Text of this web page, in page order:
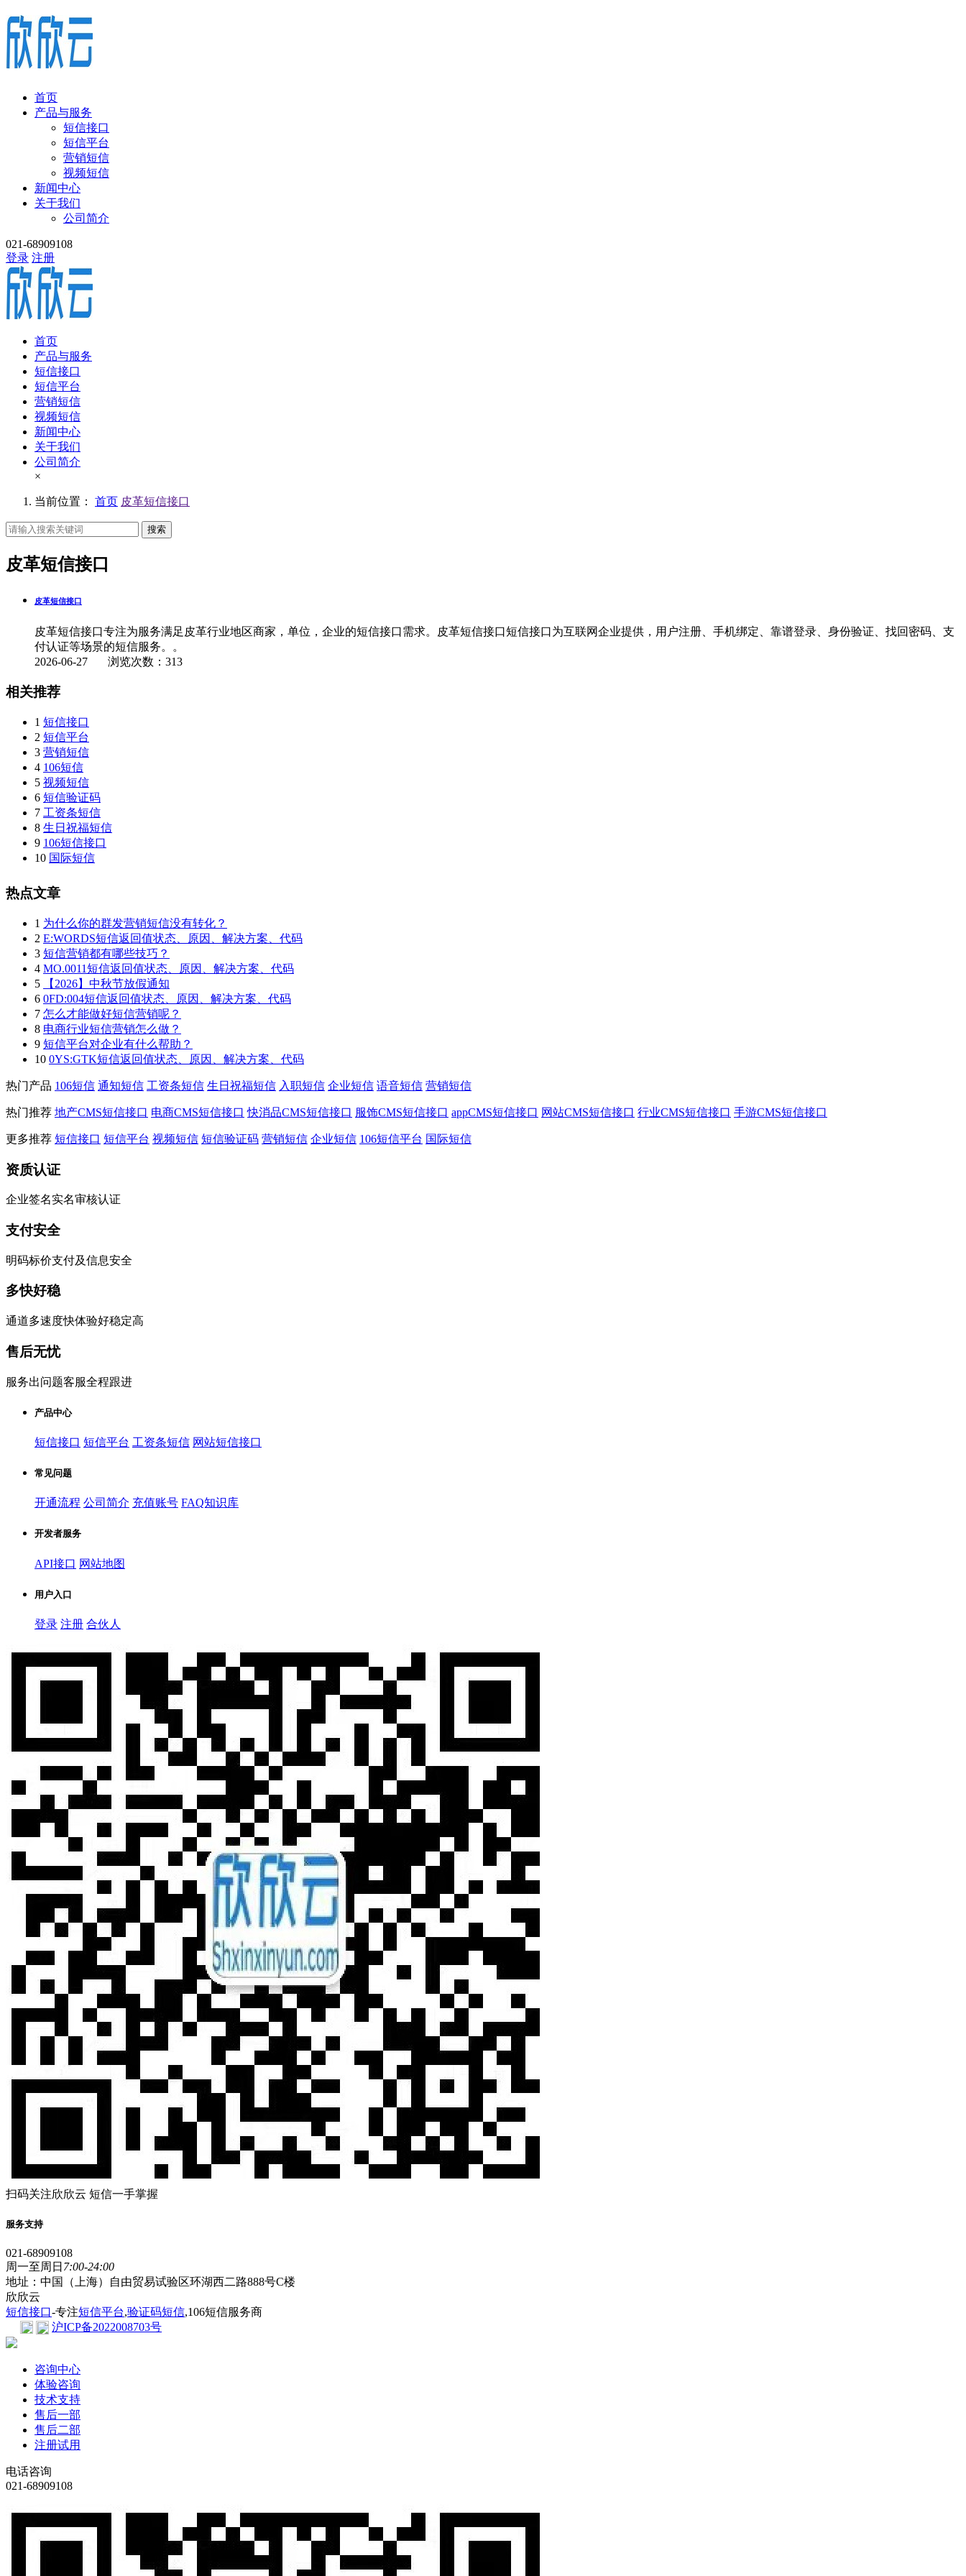
首页
产品与服务
短信接口
短信平台
营销短信
视频短信
新闻中心
关于我们
公司简介
021-68909108
登录 注册
首页
产品与服务
短信接口
短信平台
营销短信
视频短信
新闻中心
关于我们
公司简介
×
当前位置： 首页 皮革短信接口
搜索
皮革短信接口
皮革短信接口
皮革短信接口专注为服务满足皮革行业地区商家，单位，企业的短信接口需求。皮革短信接口短信接口为互联网企业提供，用户注册、手机绑定、靠谱登录、身份验证、找回密码、支
付认证等场景的短信服务。。
2026-06-27 浏览次数：313
相关推荐
1 短信接口
2 短信平台
3 营销短信
4 106短信
5 视频短信
6 短信验证码
7 工资条短信
8 生日祝福短信
9 106短信接口
10 国际短信
热点文章
1 为什么你的群发营销短信没有转化？
2 E:WORDS短信返回值状态、原因、解决方案、代码
3 短信营销都有哪些技巧？
4 MO.0011短信返回值状态、原因、解决方案、代码
5
【2026】中秋节放假通知
6 0FD:004短信返回值状态、原因、解决方案、代码
7 怎么才能做好短信营销呢？
8 电商行业短信营销怎么做？
9 短信平台对企业有什么帮助？
10 0YS:GTK短信返回值状态、原因、解决方案、代码
热门产品 106短信 通知短信 工资条短信 生日祝福短信 入职短信 企业短信 语音短信 营销短信
热门推荐 地产CMS短信接口 电商CMS短信接口 快消品CMS短信接口 服饰CMS短信接口 appCMS短信接口 网站CMS短信接口 行业CMS短信接口 手游CMS短信接口
更多推荐 短信接口 短信平台 视频短信 短信验证码 营销短信 企业短信 106短信平台 国际短信
资质认证
企业签名实名审核认证
支付安全
明码标价支付及信息安全
多快好稳
通道多速度快体验好稳定高
售后无忧
服务出问题客服全程跟进
产品中心
短信接口 短信平台 工资条短信 网站短信接口
常见问题
开通流程 公司简介 充值账号 FAQ知识库
开发者服务
API接口 网站地图
用户入口
登录 注册 合伙人
扫码关注欣欣云 短信一手掌握
服务支持
021-68909108
周一至周日 7:00-24:00
地址：中国（上海）自由贸易试验区环湖西二路888号C楼
欣欣云
短信接口-专注短信平台,验证码短信,106短信服务商
沪ICP备2022008703号
咨询中心
体验咨询
技术支持
售后一部
售后二部
注册试用
电话咨询
021-68909108